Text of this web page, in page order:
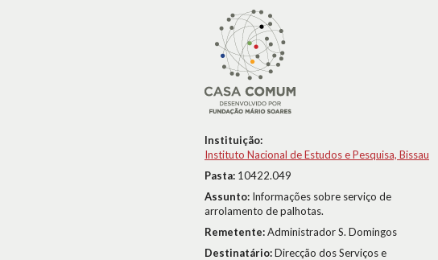
Instituição:
Instituto Nacional de Estudos e Pesquisa, Bissau
Pasta: 10422.049
Assunto: Informações sobre serviço de
arrolamento de palhotas.
Remetente:Administrador S. Domingos
Destinatário:Direcção dos Serviços e